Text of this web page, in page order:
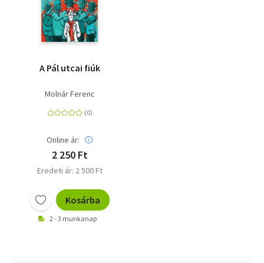
A Pál utcai fiúk
Molnár Ferenc
Online ár:
2 250 Ft
Eredeti ár: 2 500 Ft
Kosárba
2 - 3 munkanap